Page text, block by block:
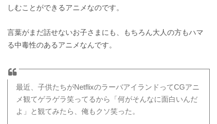
しむことができるアニメなのです。
言葉がまだ話せないお子さまにも、もちろん大人の方もハマ
る中毒性のあるアニメなんです。
最近、子供たちがNetflixのラーバアイランドってCGアニ
メ観てゲラゲラ笑ってるから「何がそんなに面白いんだ
よ」と観てみたら、俺もクソ笑った。